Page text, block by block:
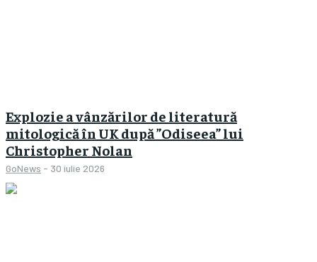
Explozie a vânzărilor de literatură
mitologică în UK după ”Odiseea” lui
Christopher Nolan
GoNews - 30 iulie 2026